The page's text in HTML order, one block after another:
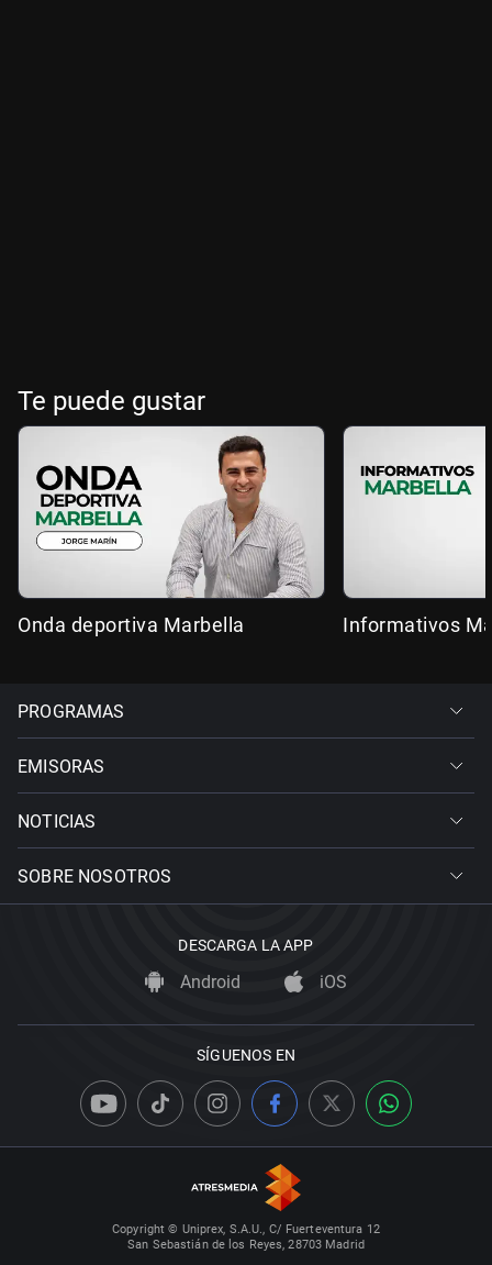
Te puede gustar
Onda deportiva Marbella Informativos
PROGRAMAS
EMISORAS
NOTICIAS
SOBRE NOSOTROS
DESCARGA LA APP
Android iOS
SÍGUENOS EN
Copyright © Uniprex, S.A.U., C/ Fuerteventura 12
San Sebastián de los Reyes, 28703 Madrid